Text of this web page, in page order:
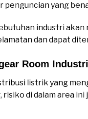
penguncian yang
industri
dan dapat
Room Industri
listrik yang
di dalam area